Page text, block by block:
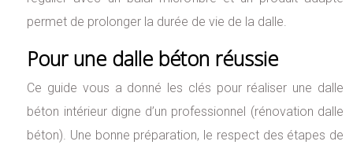
permet de prolonger la durée de vie de la dalle.
Pour une dalle béton réussie
Ce guide vous a donné les clés pour réaliser une dalle
béton intérieur digne d’un professionnel (rénovation dalle
béton). Une bonne préparation, le respect des étapes de